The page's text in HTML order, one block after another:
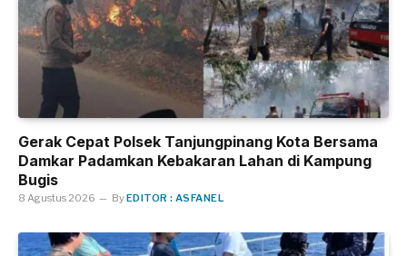
Gerak Cepat Polsek Tanjungpinang Kota Bersama
Damkar Padamkan Kebakaran Lahan di Kampung
Bugis
8 Agustus 2026 ByEDITOR : ASFANEL